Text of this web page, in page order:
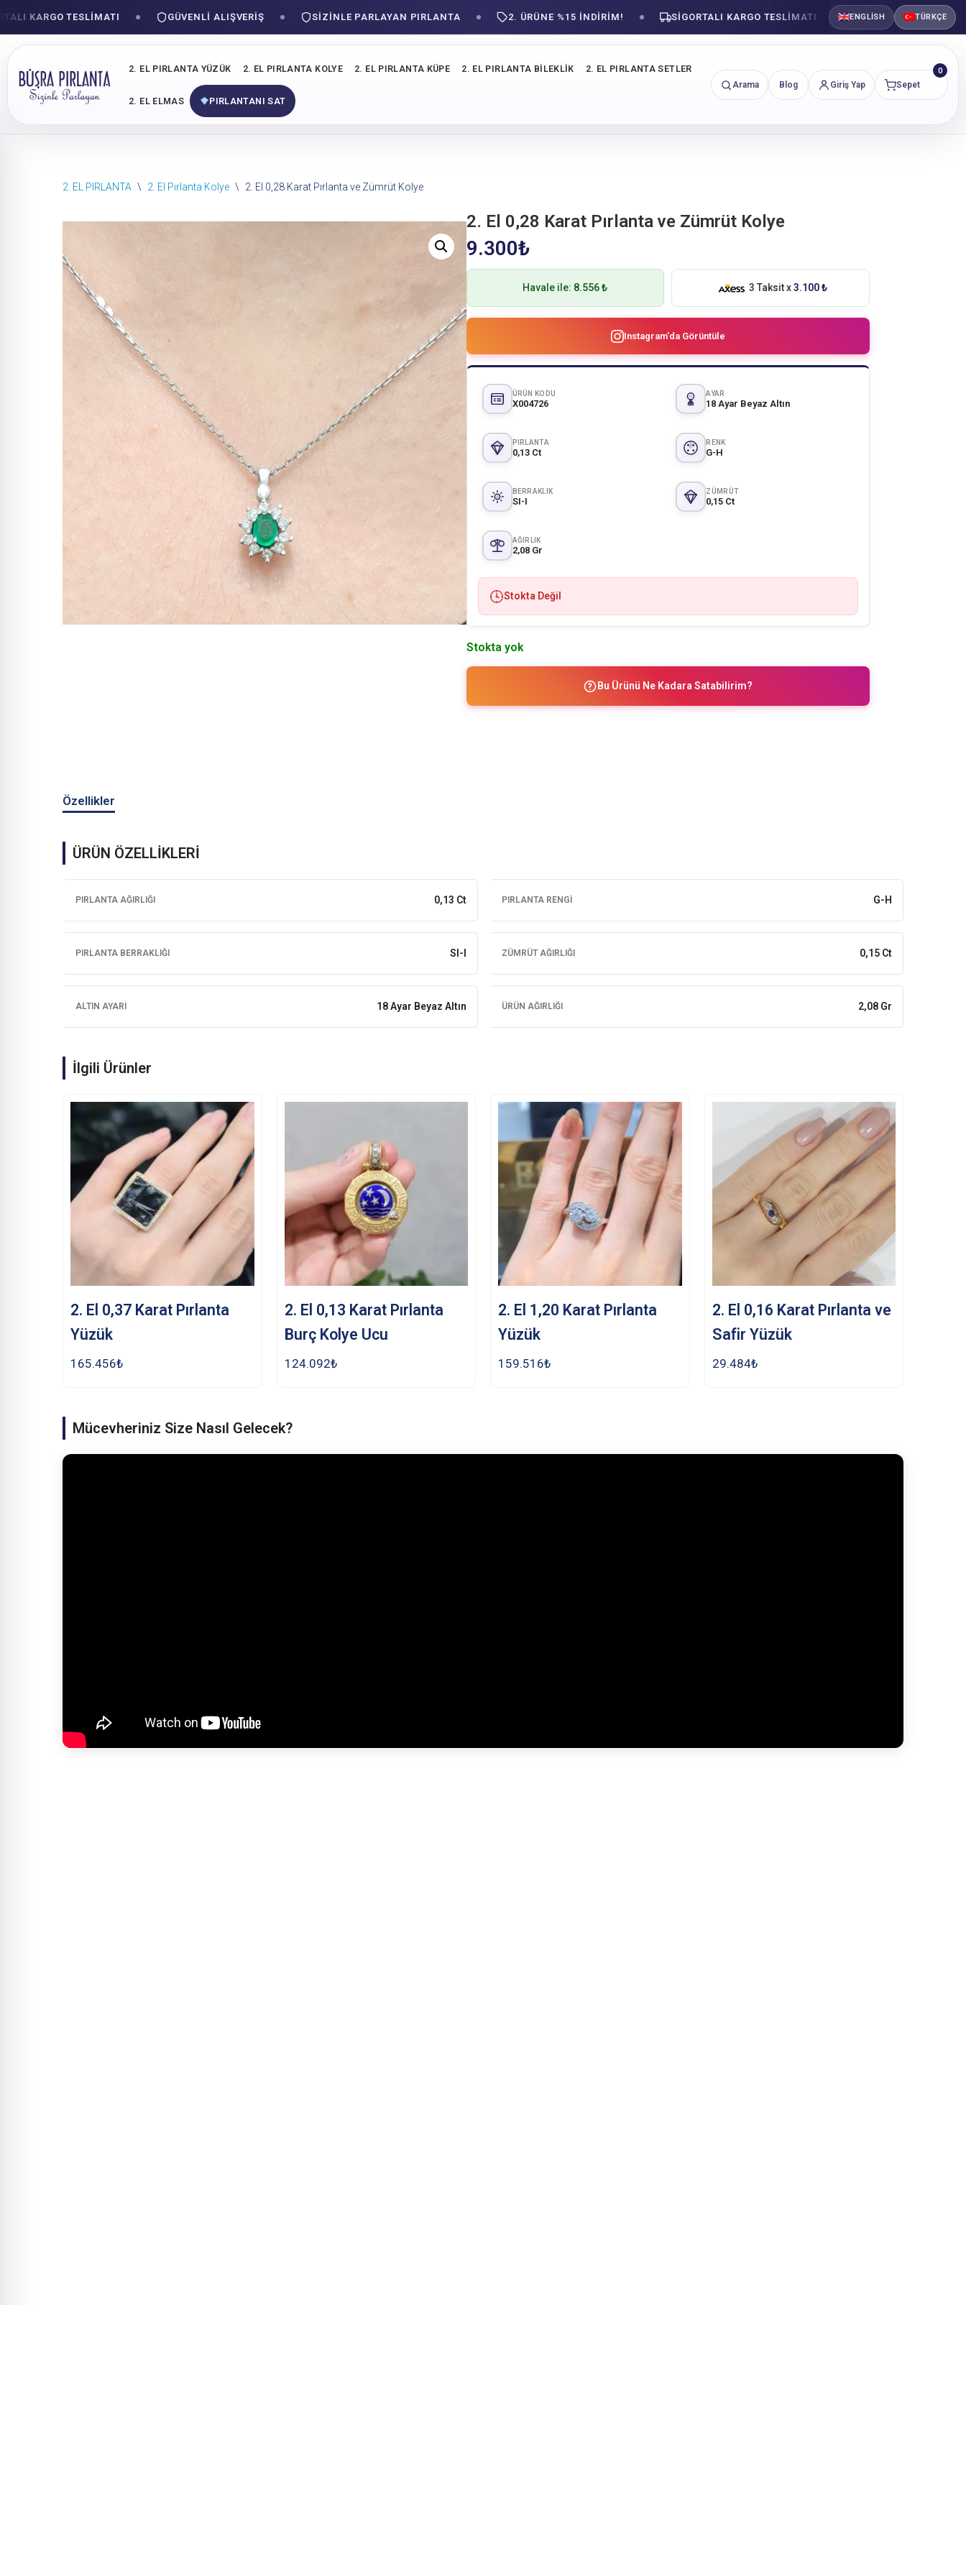
ENGLISH TÜRKÇE
TESLIMATI GÜVENLI ALIŞVERIŞ SIZINLE PARLAYAN PIRLANTA 2. ÜRÜNE %15 İNDİRİM! SIGORTALI KARGO TESLIMATI GÜVENLI ALIŞVERIŞ
2. EL PIRLANTA YÜZÜK 2. EL PIRLANTA KOLYE 2. EL PIRLANTA KÜPE 2. EL PIRLANTA BILEKLIK 2. EL PIRLANTA SETLER
2. EL ELMAS PIRLANTANI SAT
Arama Blog Giriş Yap Sepet
0
2. EL PIRLANTA \ 2. El Pırlanta Kolye \ 2. El 0,28 Karat Pırlanta ve Zümrüt Kolye
2. El 0,28 Karat Pırlanta ve Zümrüt Kolye
9.300₺
Havale ile: 8.556 ₺ 3 Taksit x3.100 ₺
Instagram'da Görüntüle
ÜRÜN KODU
X004726
AYAR
18 Ayar Beyaz Altın
PIRLANTA
0,13 Ct
RENK
G-H
BERRAKLIK
SI-I
ZÜMRÜT
0,15 Ct
AĞIRLIK
2,08 Gr
Stokta Değil
Stokta yok
Bu Ürünü Ne Kadara Satabilirim?
Özellikler
ÜRÜN ÖZELLİKLERİ
PIRLANTA AĞIRLIĞI 0,13 Ct PIRLANTA RENGI G-H
PIRLANTA BERRAKLIĞI SI-I ZÜMRÜT AĞIRLIĞI 0,15 Ct
ALTIN AYARI 18 Ayar Beyaz Altın ÜRÜN AĞIRLIĞI 2,08 Gr
İlgili Ürünler
2. El 0,37 Karat Pırlanta
Yüzük
165.456₺
2. El 0,13 Karat Pırlanta
Burç Kolye Ucu
124.092₺
2. El 1,20 Karat Pırlanta
Yüzük
159.516₺
2. El 0,16 Karat Pırlanta ve
Safir Yüzük
29.484₺
Mücevheriniz Size Nasıl Gelecek?